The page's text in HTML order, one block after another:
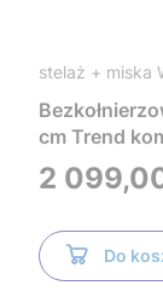
stelaż + miska
cm Trend
Tece i
Cena
2
Do